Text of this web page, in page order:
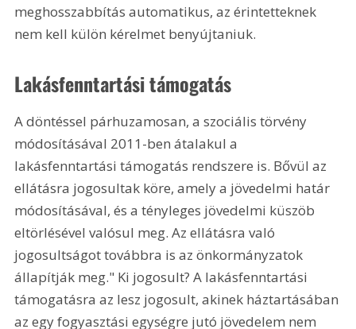
meghosszabbítás automatikus, az érintetteknek
nem kell külön kérelmet benyújtaniuk.
Lakásfenntartási támogatás
A döntéssel párhuzamosan, a szociális törvény
módosításával 2011-ben átalakul a
lakásfenntartási támogatás rendszere is. Bővül az
ellátásra jogosultak köre, amely a jövedelmi határ
módosításával, és a tényleges jövedelmi küszöb
eltörlésével valósul meg. Az ellátásra való
jogosultságot továbbra is az önkormányzatok
állapítják meg." Ki jogosult? A lakásfenntartási
támogatásra az lesz jogosult, akinek háztartásában
az egy fogyasztási egységre jutó jövedelem nem